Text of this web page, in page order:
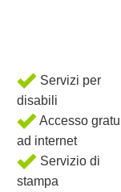
Servizi per
disabili
Accesso
ad internet
Servizio di
stampa